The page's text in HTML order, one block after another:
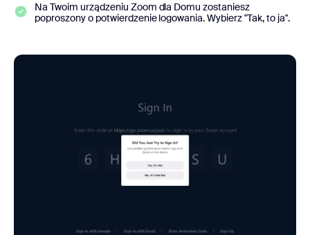
Na Twoim urządzeniu Zoom dla Domu zostaniesz
poproszony o potwierdzenie logowania. Wybierz "Tak, to ja".